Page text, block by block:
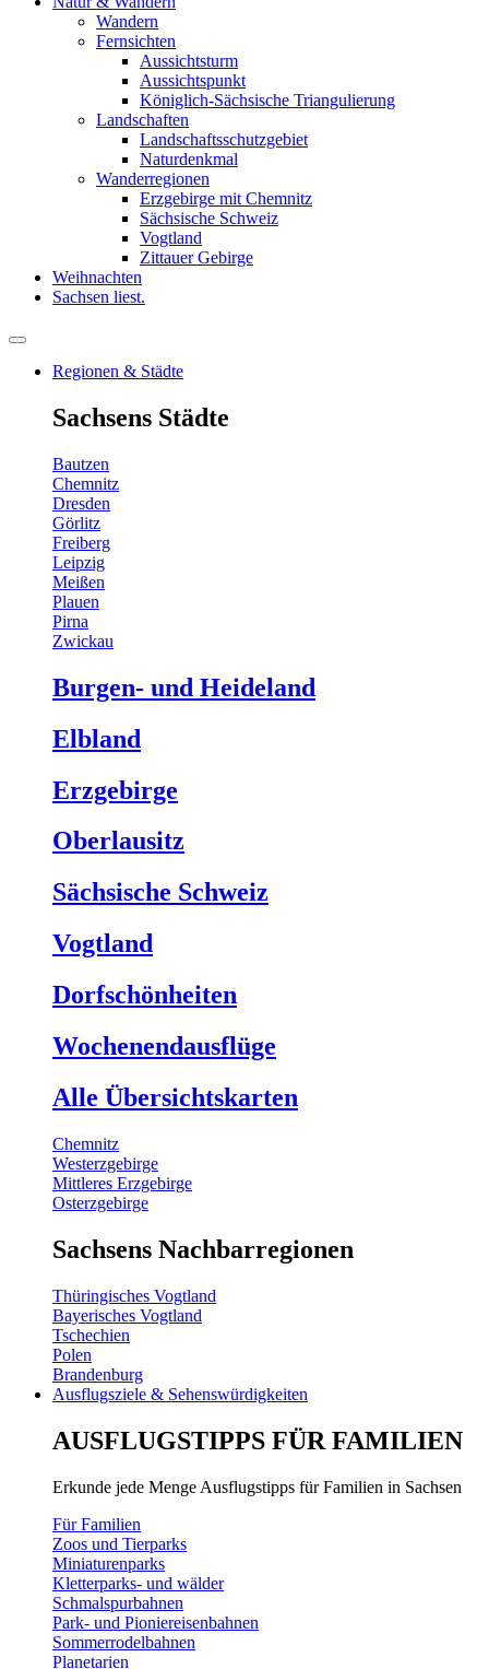
Wandern
Fernsichten
Aussichtsturm
Aussichtspunkt
Königlich-Sächsische Triangulierung
Landschaften
Landschaftsschutzgebiet
Naturdenkmal
Wanderregionen
Erzgebirge mit Chemnitz
Sächsische Schweiz
Vogtland
Zittauer Gebirge
Weihnachten
Sachsen liest.
Regionen & Städte
Sachsens Städte
Bautzen
Chemnitz
Dresden
Görlitz
Freiberg
Leipzig
Meißen
Plauen
Pirna
Zwickau
Burgen- und Heideland
Elbland
Erzgebirge
Oberlausitz
Sächsische Schweiz
Vogtland
Dorfschönheiten
Wochenendausflüge
Alle Übersichtskarten
Chemnitz
Westerzgebirge
Mittleres Erzgebirge
Osterzgebirge
Sachsens Nachbarregionen
Thüringisches Vogtland
Bayerisches Vogtland
Tschechien
Polen
Brandenburg
Ausflugsziele & Sehenswürdigkeiten
AUSFLUGSTIPPS FÜR FAMILIEN
Erkunde jede Menge Ausflugstipps für Familien in Sachsen
Für Familien
Zoos und Tierparks
Miniaturenparks
Kletterparks- und wälder
Schmalspurbahnen
Park- und Pioniereisenbahnen
Sommerrodelbahnen
Planetarien